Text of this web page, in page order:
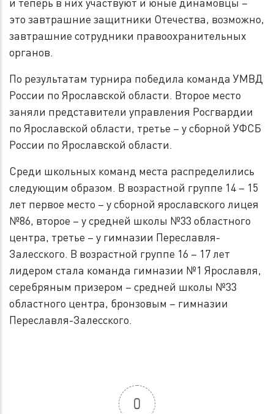
это завтрашние защитники Отечества, возможно,
завтрашние сотрудники правоохранительных
органов.
По результатам турнира победила команда УМВД
России по Ярославской области. Второе место
заняли представители управления Росгвардии
по Ярославской области, третье – у сборной УФСБ
России по Ярославской области.
Среди школьных команд места распределились
следующим образом. В возрастной группе 14 – 15
лет первое место – у сборной ярославского лицея
№86, второе – у средней школы №33 областного
центра, третье – у гимназии Переславля-
Залесского. В возрастной группе 16 – 17 лет
лидером стала команда гимназии №1 Ярославля,
серебряным призером – средней школы №33
областного центра, бронзовым – гимназии
Переславля-Залесского.
0